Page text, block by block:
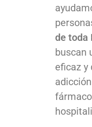
de toda
buscan
eficaz y